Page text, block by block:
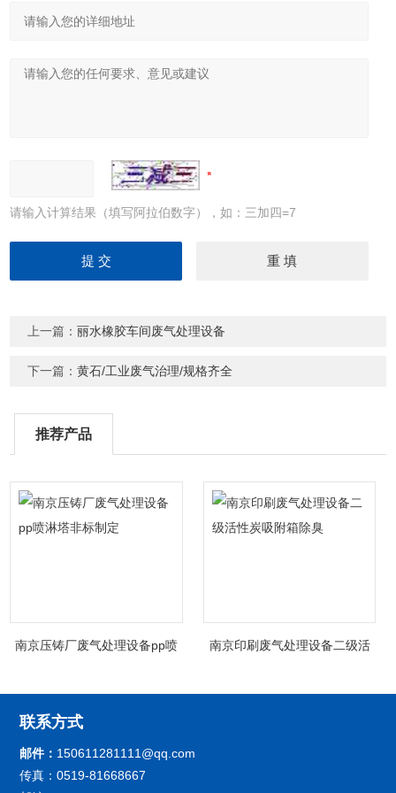
请输入计算结果（填写阿拉伯数字），如：三加四=7
上一篇：丽水橡胶车间废气处理设备
下一篇：黄石/工业废气治理/规格齐全
推荐产品
南京压铸厂废气处理设备pp喷
南京印刷废气处理设备二级活
联系方式
邮件： 150611281111@qq.com
传真：0519-81668667